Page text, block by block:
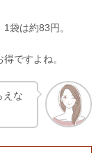
袋は約83円。
ですよね。
えな